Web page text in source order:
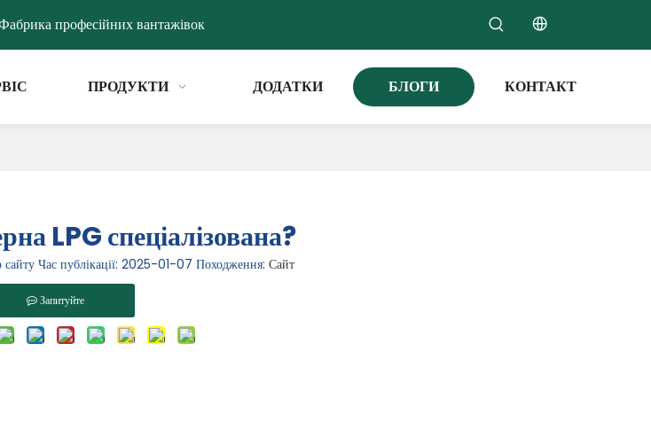
професійних вантажівок
ПРОДУКТИ ДОДАТКИ БЛОГИ КОНТАКТ
LPG спеціалізована?
Час публікації: 2025-01-07 Походження: Сайт
Запитуйте